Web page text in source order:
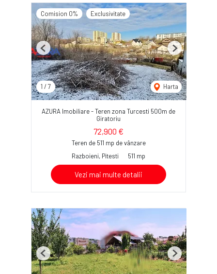
Comision 0% Exclusivitate
1 / 7 Harta
Previous Next
AZURA Imobiliare - Teren zona Turcesti 500m de
Giratoriu
72,900 €
Teren de 511 mp de vânzare
Razboieni, Pitesti
511 mp
Vezi mai multe detalii
Previous Next